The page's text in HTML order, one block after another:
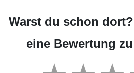
Warst du schon
eine Bewertung